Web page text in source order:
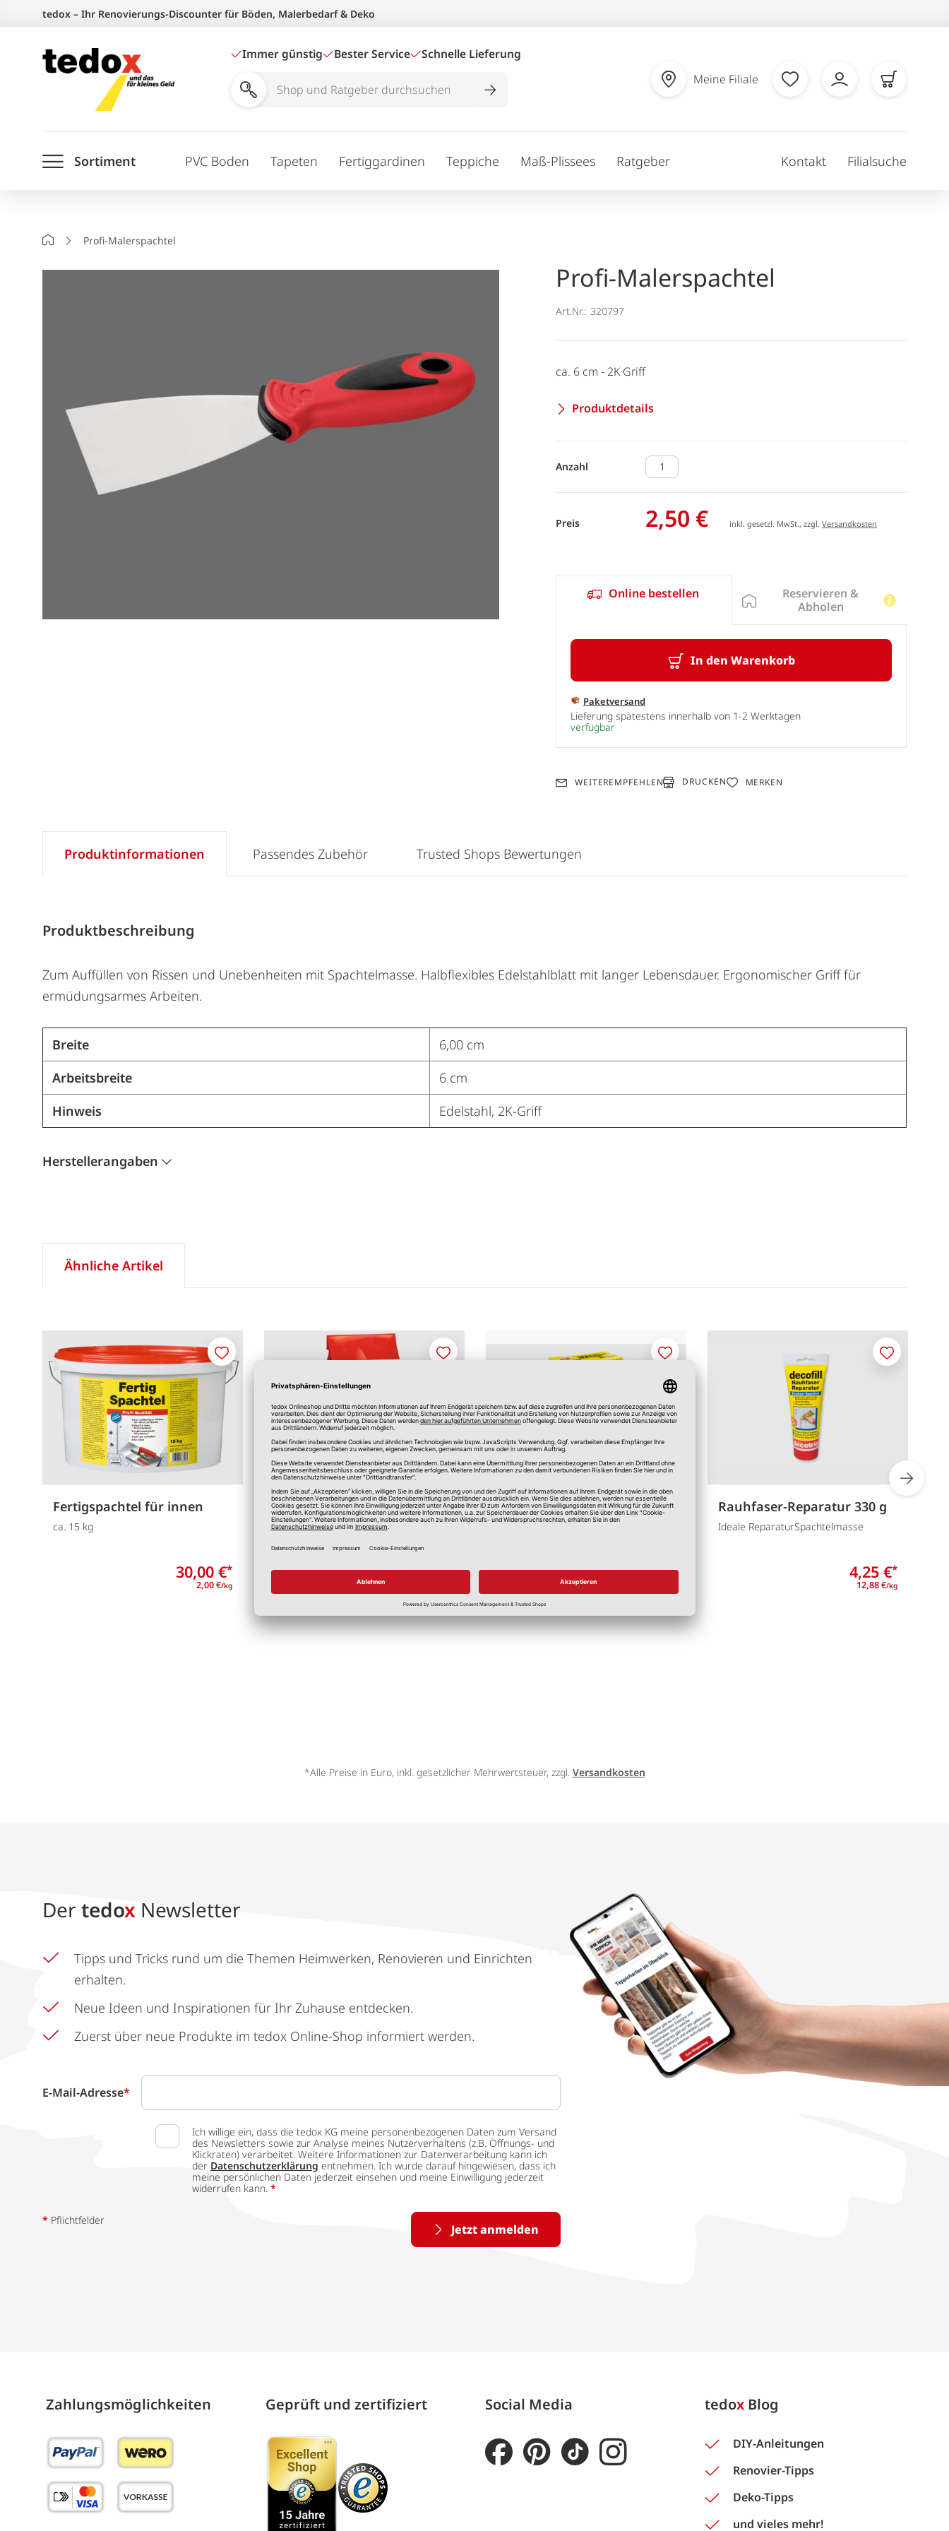
springen
tedox – Ihr Renovierungs-Discounter für Böden, Malerbedarf & Deko
Immer günstig Bester Service Schnelle Lieferung
Shop
durchsuchen
Meine Filiale
Sortiment PVC Boden Tapeten Fertiggardinen Teppiche Maß-Plissees Ratgeber Kontakt Filialsuche
StartseiteProfi-Malerspachtel
Profi-Malerspachtel
Art.Nr.: 320797
ca. 6 cm - 2K Griff
Produktdetails
Anzahl
Preis 2,50 € inkl. gesetzl. MwSt., zzgl.Versandkosten
Online bestellen
In den Warenkorb
Paketversand
Lieferung spätestens innerhalb von 1-2 Werktagen
verfügbar
Reservieren &
Abholen
WEITEREMPFEHLEN DRUCKEN MERKEN
Produktinformationen
Produktbeschreibung
Zum Auffüllen von Rissen und Unebenheiten mit Spachtelmasse. Halbflexibles Edelstahlblatt mit langer Lebensdauer. Ergonomischer Griff für
ermüdungsarmes Arbeiten.
Breite
6,00 cm
Arbeitsbreite
6 cm
Hinweis
Edelstahl, 2K-Griff
Herstellerangaben
Passendes Zubehör Trusted Shops Bewertungen
Ähnliche Artikel
Fertigspachtel für innen
ca. 15 kg
30,00 €*
2,00 €/kg
Merken
Glätt- & Füllspachtel
5 kg
8,25 €*
Merken
Spachtelmasse für Innen
ca. 1 kg
2,75 €*
Merken
Rauhfaser-Reparatur 330 g
Ideale ReparaturSpachtelmasse
4,25 €*
12,88 €/kg
Merken
*Alle Preise in Euro, inkl. gesetzlicher Mehrwertsteuer, zzgl. Versandkosten
Der tedox Newsletter
Tipps und Tricks rund um die Themen Heimwerken, Renovieren und Einrichten
erhalten.
Neue Ideen und Inspirationen für Ihr Zuhause entdecken.
Zuerst über neue Produkte im tedox Online-Shop informiert werden.
E-Mail-Adresse*
Ich willige ein, dass die tedox KG meine personenbezogenen Daten zum Versand
des Newsletters sowie zur Analyse meines Nutzerverhaltens (z.B. Öffnungs- und
Klickraten) verarbeitet. Weitere Informationen zur Datenverarbeitung kann ich
der Datenschutzerklärung entnehmen. Ich wurde darauf hingewiesen, dass ich
meine persönlichen Daten jederzeit einsehen und meine Einwilligung jederzeit
widerrufen kann. *
Jetzt anmelden
* Pflichtfelder
Zahlungs­möglich­keiten Geprüft und zertifiziert Social Media tedox Blog
DIY-Anleitungen
Renovier-Tipps
Deko-Tipps
und vieles mehr!